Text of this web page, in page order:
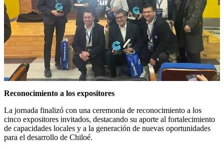
Reconocimiento a los expositores
La jornada finalizó con una ceremonia de reconocimiento a los
cinco expositores invitados, destacando su aporte al fortalecimiento
de capacidades locales y a la generación de nuevas oportunidades
para el desarrollo de Chiloé.